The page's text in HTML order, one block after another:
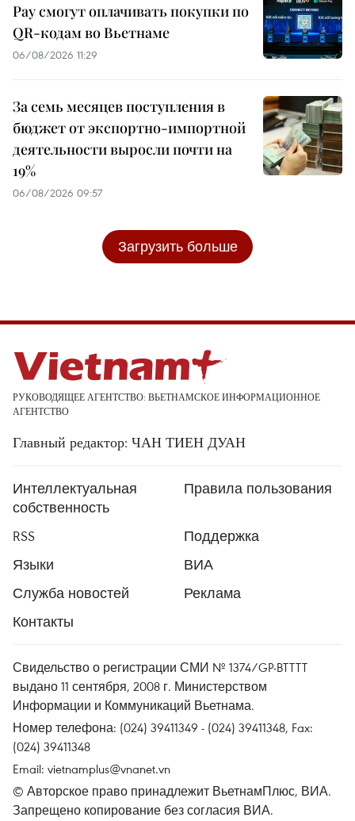
Pay смогут оплачивать покупки по
QR-кодам во Вьетнаме
06/08/2026 11:29
За семь месяцев поступления в
бюджет от экспортно-импортной
деятельности выросли почти на
19%
06/08/2026 09:57
Загрузить больше
РУКОВОДЯЩЕЕ АГЕНТСТВО: ВЬЕТНАМСКОЕ ИНФОРМАЦИОННОЕ
АГЕНТСТВО
Главный редактор: ЧАН ТИЕН ДУАН
Интеллектуальная
собственность
Правила пользования
RSS
Поддержка
Языки
ВИА
Служба новостей
Реклама
Контакты
Свидельство о регистрации СМИ № 1374/GP-BTTTT
выдано 11 сентября, 2008 г. Министерством
Информации и Коммуникаций Вьетнама.
Номер телефона: (024) 39411349 - (024) 39411348, Fax:
(024) 39411348
Email: vietnamplus@vnanet.vn
© Авторское право принадлежит ВьетнамПлюс, ВИА.
Запрещено копирование без согласия ВИА.